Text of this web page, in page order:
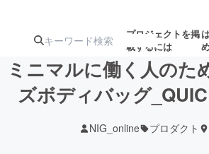
プロジェクトを掲
載するには
ターン
注目の新着プロ
ジェクト
募集終
ロジェ
ミニマルに働く人のた
ズボディバッグ
NIG_online プロダクト